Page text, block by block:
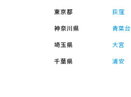
東京都 荻窪
神奈川県
青葉台
埼玉県
大宮
千葉県
浦安